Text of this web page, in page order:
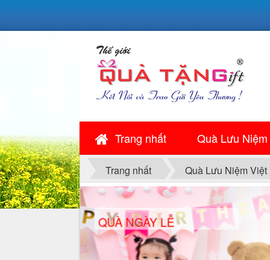
Trang nhất Quà Lưu
Trang nhất Quà Lưu Niệm Việt
QUÀ NGÀY LỄ